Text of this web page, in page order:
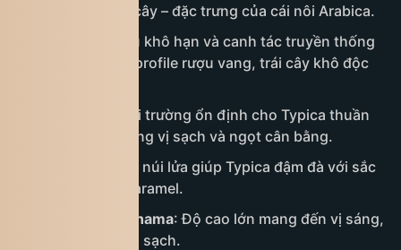
nốt hoa và trái cây – đặc trưng của cái nôi Arabica.
: Khí hậu khô hạn và canh tác truyền thống
giúp Typica có profile rượu vang, trái cây khô độc
: Môi trường ổn định cho Typica thuần
chủng, tạo hương vị sạch và ngọt cân bằng.
: Đất núi lửa giúp Typica đậm đà với sắc
thái cacao và caramel.
Costa Rica / Panama: Độ cao lớn mang đến vị sáng,
tinh tế và hậu vị sạch.